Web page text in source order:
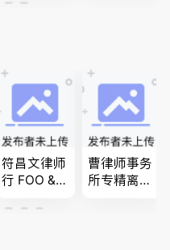
作机会 移
商业移民，
名校申请
问题
符昌文律师
行 FOO & C
家庭法, 离
曹律师事务
所专精离